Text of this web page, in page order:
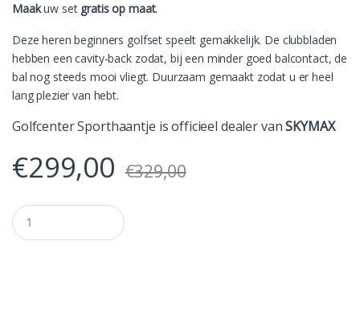
Maakuw set gratis op maat.
Deze heren beginners golfset speelt gemakkelijk. De clubbladen
hebben een cavity-back zodat, bij een minder goed balcontact, de
bal nog steeds mooi vliegt. Duurzaam gemaakt zodat u er heel
lang plezier van hebt.
Golfcenter Sporthaantje is officieel dealer vanSKYMAX
€299,00 €329,00
A
a